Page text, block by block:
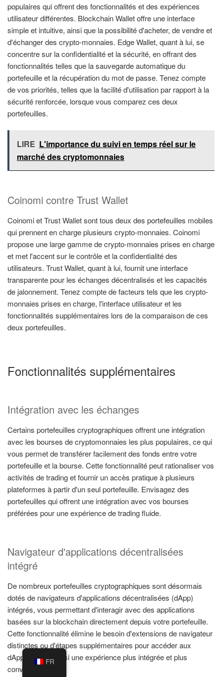
populaires qui offrent des fonctionnalités et des expériences
utilisateur différentes. Blockchain Wallet offre une interface
simple et intuitive, ainsi que la possibilité d'acheter, de vendre et
d'échanger des crypto-monnaies. Edge Wallet, quant à lui, se
concentre sur la confidentialité et la sécurité, en offrant des
fonctionnalités telles que la sauvegarde automatique du
portefeuille et la récupération du mot de passe. Tenez compte
de vos priorités, telles que la facilité d'utilisation par rapport à la
sécurité renforcée, lorsque vous comparez ces deux
portefeuilles.
LIRE L'importance du suivi en temps réel sur le
marché des cryptomonnaies
Coinomi contre Trust Wallet
Coinomi et Trust Wallet sont tous deux des portefeuilles mobiles
qui prennent en charge plusieurs crypto-monnaies. Coinomi
propose une large gamme de crypto-monnaies prises en charge
et met l'accent sur le contrôle et la confidentialité des
utilisateurs. Trust Wallet, quant à lui, fournit une interface
transparente pour les échanges décentralisés et les capacités
de jalonnement. Tenez compte de facteurs tels que les crypto-
monnaies prises en charge, l'interface utilisateur et les
fonctionnalités supplémentaires lors de la comparaison de ces
deux portefeuilles.
Fonctionnalités supplémentaires
Intégration avec les échanges
Certains portefeuilles cryptographiques offrent une intégration
avec les bourses de cryptomonnaies les plus populaires, ce qui
vous permet de transférer facilement des fonds entre votre
portefeuille et la bourse. Cette fonctionnalité peut rationaliser vos
activités de trading et fournir un accès pratique à plusieurs
plateformes à partir d'un seul portefeuille. Envisagez des
portefeuilles qui offrent une intégration avec vos bourses
préférées pour une expérience de trading fluide.
Navigateur d'applications décentralisées
intégré
De nombreux portefeuilles cryptographiques sont désormais
dotés de navigateurs d'applications décentralisées (dApp)
intégrés, vous permettant d'interagir avec des applications
basées sur la blockchain directement depuis votre portefeuille.
Cette fonctionnalité élimine le besoin d'extensions de navigateur
distinctes ou d'étapes supplémentaires pour accéder aux
dApps, offrant ainsi une expérience plus intégrée et plus
conviviale.
FR